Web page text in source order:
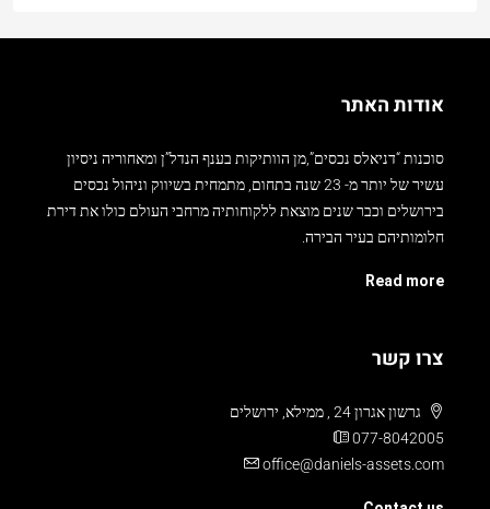
אודות האתר
סוכנות “דניאלס נכסים”,מן הוותיקות בענף הנדל”ן ומאחוריה ניסיון
עשיר של יותר מ- 23 שנה בתחום, מתמחית בשיווק וניהול נכסים
בירושלים וכבר שנים מוצאת ללקוחותיה מרחבי העולם כולו את דירת
חלומותיהם בעיר הבירה.
Read more
צרו קשר
גרשון אגרון 24 , ממילא, ירושלים
077-8042005
office@daniels-assets.com